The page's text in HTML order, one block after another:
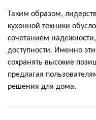
Таким образом,
кухонной техники
сочетанием
доступности. Именно
сохранять высокие
предлагая
решения для дома.